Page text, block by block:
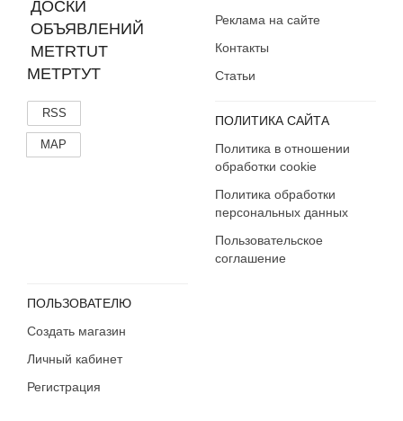
МЕТРТУТ
RSS
MAP
Реклама на сайте
Контакты
Статьи
ПОЛИТИКА САЙТА
Политика в отношении
обработки cookie
Политика обработки
персональных данных
Пользовательское
соглашение
ПОЛЬЗОВАТЕЛЮ
Создать магазин
Личный кабинет
Регистрация